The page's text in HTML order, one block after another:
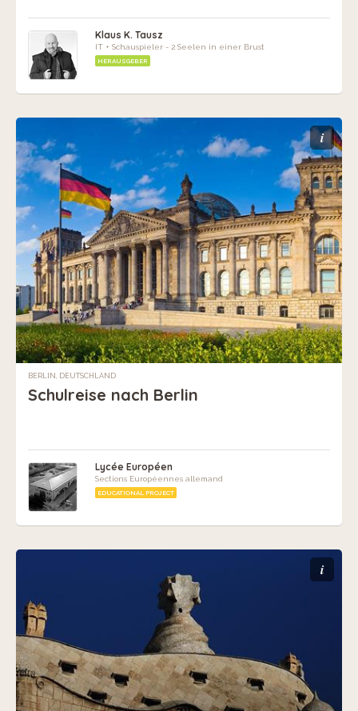
Klaus K. Tausz
IT + Schauspieler - 2 Seelen in einer Brust
HERAUSGEBER
i
BERLIN, DEUTSCHLAND
Schulreise nach Berlin
Lycée Européen
Sections Européennes allemand
EDUCATIONAL PROJECT
i